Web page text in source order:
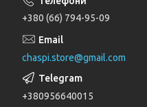
Комоди
Комп'ютерні столи
Кухонні модулі
Ліжка
+380 (66) 794-95-09
chaspi.store@gmail.com
+380956640015